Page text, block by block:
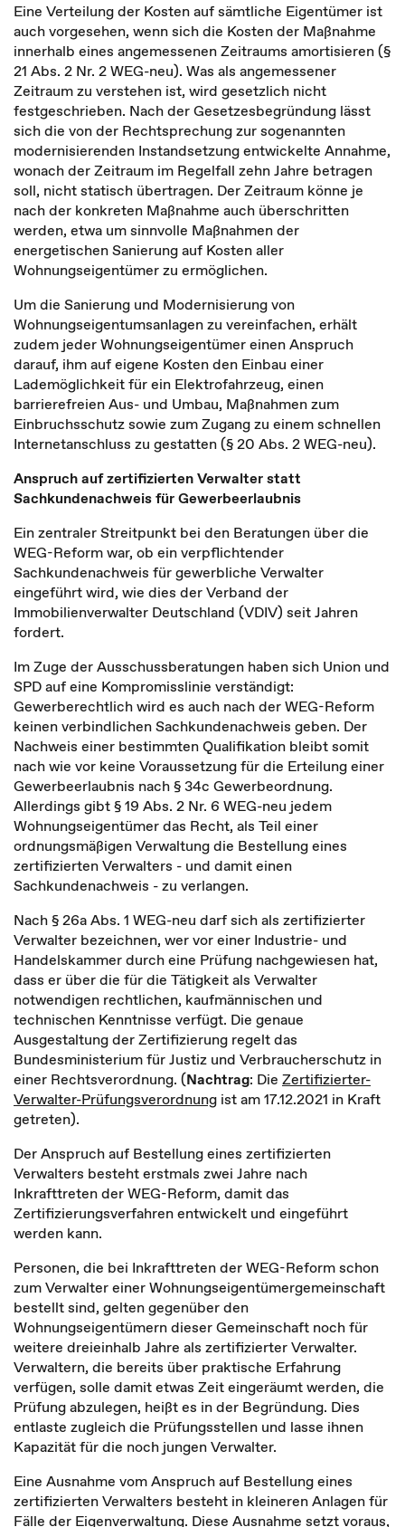
Eine Verteilung der Kosten auf sämtliche Eigentümer ist
auch vorgesehen, wenn sich die Kosten der Maßnahme
innerhalb eines angemessenen Zeitraums amortisieren (§
21 Abs. 2 Nr. 2 WEG-neu). Was als angemessener
Zeitraum zu verstehen ist, wird gesetzlich nicht
festgeschrieben. Nach der Gesetzesbegründung lässt
sich die von der Rechtsprechung zur sogenannten
modernisierenden Instandsetzung entwickelte Annahme,
wonach der Zeitraum im Regelfall zehn Jahre betragen
soll, nicht statisch übertragen. Der Zeitraum könne je
nach der konkreten Maßnahme auch überschritten
werden, etwa um sinnvolle Maßnahmen der
energetischen Sanierung auf Kosten aller
Wohnungseigentümer zu ermöglichen.
Um die Sanierung und Modernisierung von
Wohnungseigentumsanlagen zu vereinfachen, erhält
zudem jeder Wohnungseigentümer einen Anspruch
darauf, ihm auf eigene Kosten den Einbau einer
Lademöglichkeit für ein Elektrofahrzeug, einen
barrierefreien Aus- und Umbau, Maßnahmen zum
Einbruchsschutz sowie zum Zugang zu einem schnellen
Internetanschluss zu gestatten (§ 20 Abs. 2 WEG-neu).
Anspruch auf zertifizierten Verwalter statt
Sachkundenachweis für Gewerbeerlaubnis
Ein zentraler Streitpunkt bei den Beratungen über die
WEG-Reform war, ob ein verpflichtender
Sachkundenachweis für gewerbliche Verwalter
eingeführt wird, wie dies der Verband der
Immobilienverwalter Deutschland (VDIV) seit Jahren
fordert.
Im Zuge der Ausschussberatungen haben sich Union und
SPD auf eine Kompromisslinie verständigt:
Gewerberechtlich wird es auch nach der WEG-Reform
keinen verbindlichen Sachkundenachweis geben. Der
Nachweis einer bestimmten Qualifikation bleibt somit
nach wie vor keine Voraussetzung für die Erteilung einer
Gewerbeerlaubnis nach § 34c Gewerbeordnung.
Allerdings gibt § 19 Abs. 2 Nr. 6 WEG-neu jedem
Wohnungseigentümer das Recht, als Teil einer
ordnungsmäßigen Verwaltung die Bestellung eines
zertifizierten Verwalters - und damit einen
Sachkundenachweis - zu verlangen.
Nach § 26a Abs. 1 WEG-neu darf sich als zertifizierter
Verwalter bezeichnen, wer vor einer Industrie- und
Handelskammer durch eine Prüfung nachgewiesen hat,
dass er über die für die Tätigkeit als Verwalter
notwendigen rechtlichen, kaufmännischen und
technischen Kenntnisse verfügt. Die genaue
Ausgestaltung der Zertifizierung regelt das
Bundesministerium für Justiz und Verbraucherschutz in
einer Rechtsverordnung. (Nachtrag: Die Zertifizierter-
Verwalter-Prüfungsverordnung ist am 17.12.2021 in Kraft
getreten).
Der Anspruch auf Bestellung eines zertifizierten
Verwalters besteht erstmals zwei Jahre nach
Inkrafttreten der WEG-Reform, damit das
Zertifizierungsverfahren entwickelt und eingeführt
werden kann.
Personen, die bei Inkrafttreten der WEG-Reform schon
zum Verwalter einer Wohnungseigentümergemeinschaft
bestellt sind, gelten gegenüber den
Wohnungseigentümern dieser Gemeinschaft noch für
weitere dreieinhalb Jahre als zertifizierter Verwalter.
Verwaltern, die bereits über praktische Erfahrung
verfügen, solle damit etwas Zeit eingeräumt werden, die
Prüfung abzulegen, heißt es in der Begründung. Dies
entlaste zugleich die Prüfungsstellen und lasse ihnen
Kapazität für die noch jungen Verwalter.
Eine Ausnahme vom Anspruch auf Bestellung eines
zertifizierten Verwalters besteht in kleineren Anlagen für
Fälle der Eigenverwaltung. Diese Ausnahme setzt voraus,